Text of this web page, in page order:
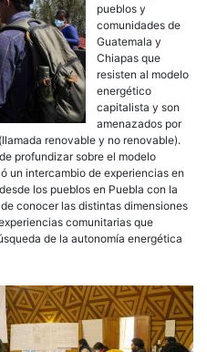
pueblos y
comunidades de
Guatemala y
Chiapas que
resisten al modelo
energético
capitalista y son
amenazados por
renovable y no renovable).
profundizar sobre el modelo
un intercambio de experiencias en
los pueblos en Puebla con la
conocer las distintas dimensiones
comunitarias que
de la autonomía energética